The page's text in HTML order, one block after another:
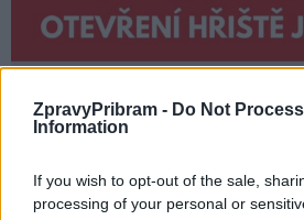
ZpravyPribram - Do Not
Information
If you wish to opt-out of the sale,
processing of your personal or